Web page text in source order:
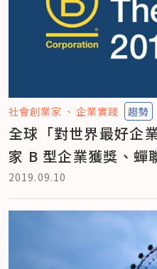
社會創業家 企業實踐 趨勢
全球「對世界最好企
家 B 型企業獲獎、蟬
2019.09.10